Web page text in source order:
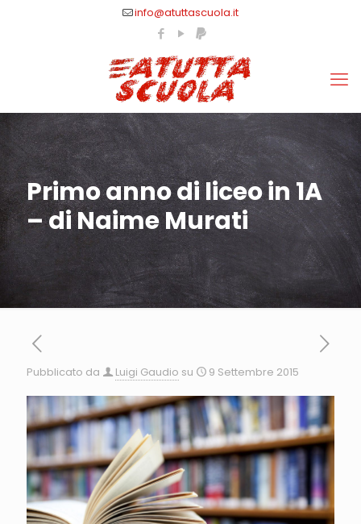
info@atuttascuola.it
Primo anno di liceo in 1A
– di Naime Murati
Pubblicato da Luigi Gaudio su 9 Settembre 2015